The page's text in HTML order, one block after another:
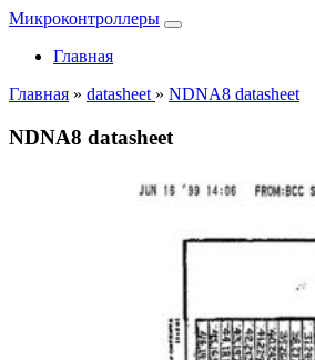
Микроконтроллеры
Главная
Главная » datasheet » NDNA8 datasheet
NDNA8 datasheet